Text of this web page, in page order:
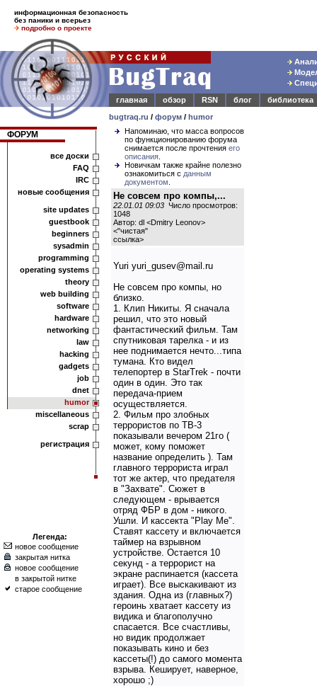
информационная безопасность
без паники и всерьез
подробно о проекте
главная
обзор RSN блог
библиотека
bugtraq.ru / форум / humor
ФОРУМ
все доски
FAQ
IRC
новые сообщения
site updates
guestbook
beginners
sysadmin
programming
operating systems
theory
web building
software
hardware
networking
law
hacking
gadgets
job
dnet
humor
miscellaneous
scrap
регистрация
Легенда:
новое сообщение
закрытая нитка
новое сообщение
в закрытой нитке
старое сообщение
Напоминаю, что масса вопросов
по функционированию форума
снимается после прочтения его
описания
Новичкам также крайне полезно
ознакомиться с данным
документом
Не совсем про компы,...
22.01.01 09:03 Число просмотров:
1048
Автор: dl <Dmitry Leonov>
<"чистая"
ссылка>
Yuri yuri_gusev@mail.ru
Не совсем про компы, но
близко.
1. Клип Никиты. Я сначала
решил, что это новый
фантастический фильм. Там
спутниковая тарелка - и из
нее поднимается нечто...типа
тумана. Кто видел
телепортер в StarTrek - почти
один в один. Это так
передача-прием
осуществляется.
2. Фильм про злобных
террористов по ТВ-3
показывали вечером 21го (
может, кому поможет
название определить ). Там
главного террориста играл
тот же актер, что предателя
в "Захвате". Сюжет в
следующем - врывается
отряд ФБР в дом - никого.
Ушли. И кассекта "Play Me".
Ставят кассету и включается
таймер на взрывном
устройстве. Остается 10
секунд - а террорист на
экране распинается (кассета
играет). Все выскакивают из
здания. Одна из (главных?)
героинь хватает кассету из
видика и благополучно
спасается. Все счастливы,
но видик продолжает
показывать кино и без
кассеты(!) до самого момента
взрыва. Кеширует, наверное,
хорошо ;)